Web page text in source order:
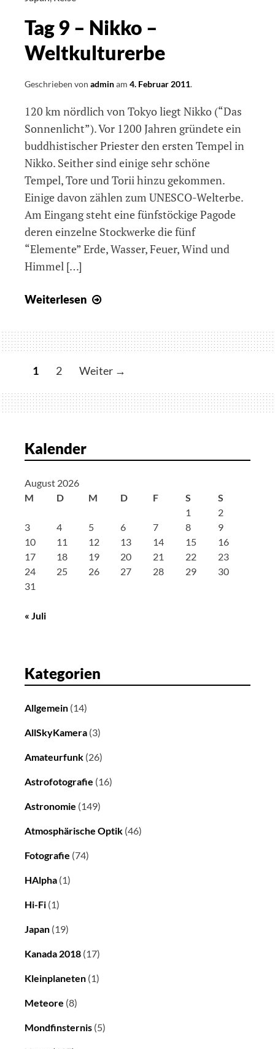
Tag 9 – Nikko –
Weltkulturerbe
Geschrieben von adminam 4. Februar 2011.
120 km nördlich von Tokyo liegt Nikko (“Das
Sonnenlicht”). Vor 1200 Jahren gründete ein
buddhistischer Priester den ersten Tempel in
Nikko. Seither sind einige sehr schöne
Tempel, Tore und Torii hinzu gekommen.
Einige davon zählen zum UNESCO-Welterbe.
Am Eingang steht eine fünfstöckige Pagode
deren einzelne Stockwerke die fünf
“Elemente” Erde, Wasser, Feuer, Wind und
Himmel […]
Weiterlesen
–
Nikko
i
a
s
n
v
i
g
a
i
1 2 Weiter →
Kalender
August 2026
M
D M D F S
S
1
2
3
4 5 6 7 8
9
10
11 12 13 14 15
16
17
18 19 20 21 22
23
24
25 26 27 28 29
30
31
« Juli
Kategorien
Allgemein (14)
AllSkyKamera (3)
Amateurfunk (26)
Astrofotografie (16)
Astronomie (149)
Atmosphärische Optik (46)
Fotografie (74)
HAlpha (1)
Hi-Fi (1)
Japan (19)
Kanada 2018 (17)
Kleinplaneten (1)
Meteore (8)
Mondfinsternis (5)